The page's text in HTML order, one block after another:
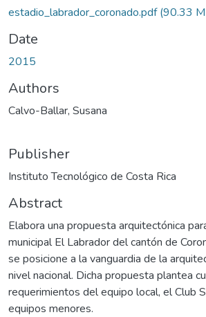
estadio_labrador_coronado.pdf(90.33
Date
2015
Authors
Calvo-Ballar, Susana
Publisher
Instituto Tecnológico de Costa Rica
Abstract
Elabora una propuesta arquitectónica
municipal El Labrador del cantón de
se posicione a la vanguardia de la
nivel nacional. Dicha propuesta plantea
requerimientos del equipo local, el Club
equipos menores.